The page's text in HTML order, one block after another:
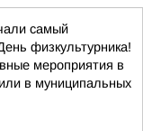
самый
физкультурника!
мероприятия в
в муниципальных